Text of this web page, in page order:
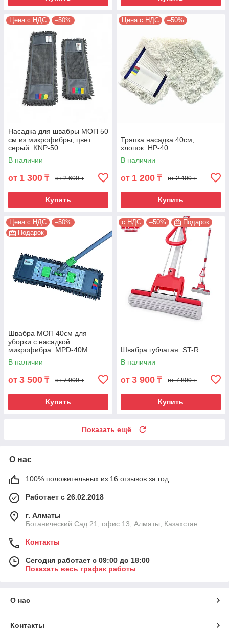
Цена с НДС –50%
Насадка для швабры МОП 50
см из микрофибры, цвет
серый. KNP-50
В наличии
от 1 300 ₸ от 2 600 ₸
Купить
Цена с НДС –50%
Тряпка насадка 40см,
хлопок. HP-40
В наличии
от 1 200 ₸ от 2 400 ₸
Купить
Цена с НДС
–50%
Подарок
Швабра МОП 40см для
уборки с насадкой
микрофибра. MPD-40M
В наличии
от 3 500 ₸ от 7 000 ₸
Купить
с НДС –50% Подарок
Швабра губчатая. ST-R
В наличии
от 3 900 ₸ от 7 800 ₸
Купить
Показать ещё
О нас
100% положительных из 16 отзывов за год
Работает с 26.02.2018
г. Алматы
Ботанический Сад 21, офис 13, Алматы, Казахстан
Контакты
Сегодня работает с 09:00 до 18:00
Показать весь график работы
О нас
Контакты